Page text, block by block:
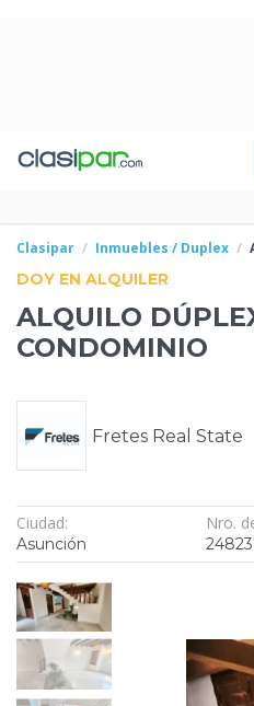
Clasipar Inmuebles / Duplex
DOY EN ALQUILER
ALQUILO
CONDOMINIO
Fretes Real State
Ciudad:
Asunción
Nro.